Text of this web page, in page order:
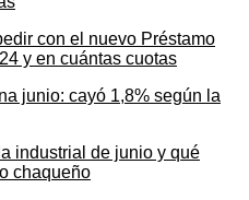
con el nuevo Préstamo
y en cuántas cuotas
industrial de junio y qué
chaqueño